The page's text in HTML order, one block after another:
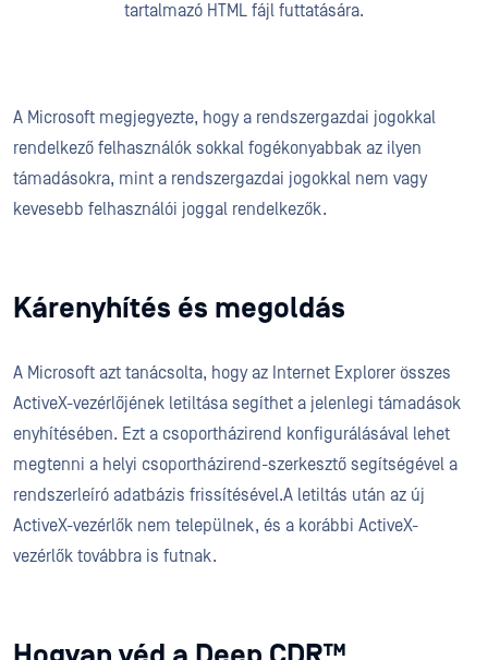
tartalmazó HTML fájl futtatására.
A Microsoft megjegyezte, hogy a rendszergazdai jogokkal
rendelkező felhasználók sokkal fogékonyabbak az ilyen
támadásokra, mint a rendszergazdai jogokkal nem vagy
kevesebb felhasználói joggal rendelkezők.
Kárenyhítés és megoldás
A Microsoft azt tanácsolta, hogy az Internet Explorer összes
ActiveX-vezérlőjének letiltása segíthet a jelenlegi támadások
enyhítésében. Ezt a csoportházirend konfigurálásával lehet
megtenni a helyi csoportházirend-szerkesztő segítségével a
rendszerleíró adatbázis frissítésével.A letiltás után az új
ActiveX-vezérlők nem települnek, és a korábbi ActiveX-
vezérlők továbbra is futnak.